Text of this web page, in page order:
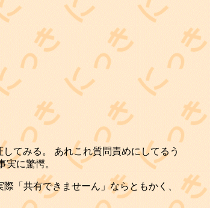
てみる。 あれこれ質問責めにしてるう
に驚愕。
「共有できませーん」ならともかく、